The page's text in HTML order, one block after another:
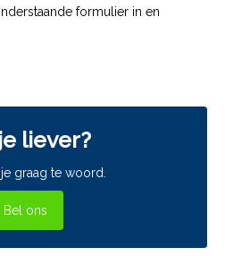
formulier in en
liever?
graag te woord.
Bel ons